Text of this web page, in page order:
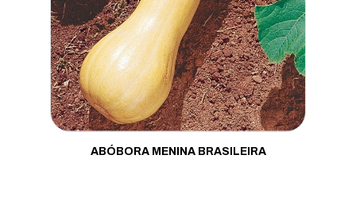
Mostarda
Pepino
Pimenta
Pimentão
Porta Enxerto
ABÓBORA MENINA BRASILEIRA